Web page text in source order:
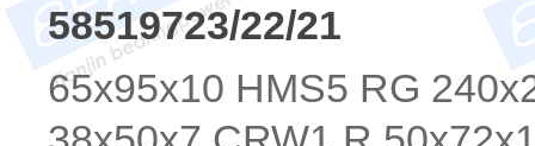
58519723/22/21
65x95x10 HMS5 RG